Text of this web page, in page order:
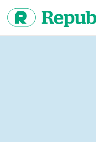
continut